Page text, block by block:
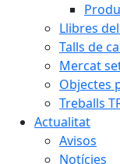
Llibres
Talls de
Mercat
Objectes
Treballs
Actualitat
Avisos
Notícies